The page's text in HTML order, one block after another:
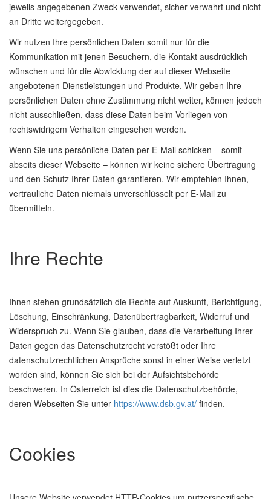
jeweils angegebenen Zweck verwendet, sicher verwahrt und nicht
an Dritte weitergegeben.
Wir nutzen Ihre persönlichen Daten somit nur für die
Kommunikation mit jenen Besuchern, die Kontakt ausdrücklich
wünschen und für die Abwicklung der auf dieser Webseite
angebotenen Dienstleistungen und Produkte. Wir geben Ihre
persönlichen Daten ohne Zustimmung nicht weiter, können jedoch
nicht ausschließen, dass diese Daten beim Vorliegen von
rechtswidrigem Verhalten eingesehen werden.
Wenn Sie uns persönliche Daten per E-Mail schicken – somit
abseits dieser Webseite – können wir keine sichere Übertragung
und den Schutz Ihrer Daten garantieren. Wir empfehlen Ihnen,
vertrauliche Daten niemals unverschlüsselt per E-Mail zu
übermitteln.
Ihre Rechte
Ihnen stehen grundsätzlich die Rechte auf Auskunft, Berichtigung,
Löschung, Einschränkung, Datenübertragbarkeit, Widerruf und
Widerspruch zu. Wenn Sie glauben, dass die Verarbeitung Ihrer
Daten gegen das Datenschutzrecht verstößt oder Ihre
datenschutzrechtlichen Ansprüche sonst in einer Weise verletzt
worden sind, können Sie sich bei der Aufsichtsbehörde
beschweren. In Österreich ist dies die Datenschutzbehörde,
deren Webseiten Sie unter https://www.dsb.gv.at/ finden.
Cookies